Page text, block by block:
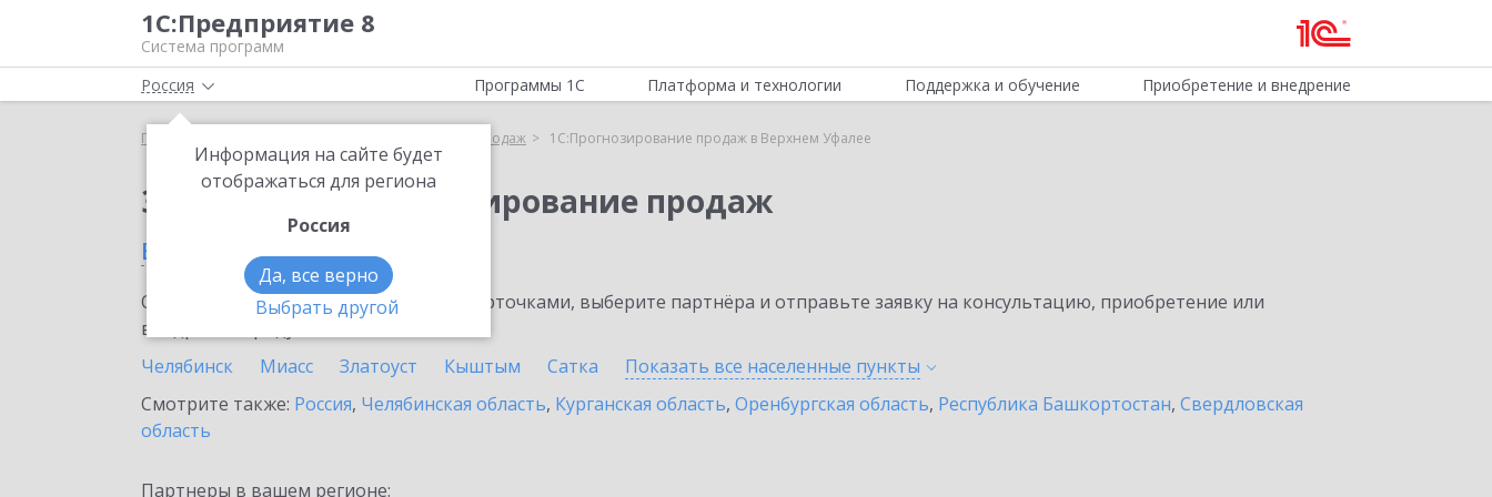
1С:Предприятие 8
Система программ
Россия
Информация на сайте будет
отображаться для региона
Россия
Да, все верно
Выбрать другой
Программы 1С Платформа и технологии Поддержка и обучение Приобретение и внедрение
Главная 1С:Прогнозирование продаж 1С:Прогнозирование продаж в Верхнем Уфалее
Заказать 1С:Прогнозирование продаж
в Верхнем Уфалее
Ознакомьтесь с информационными карточками, выберите партнёра и отправьте заявку на консультацию, приобретение или
внедрение продукта.
Челябинск
Миасс Златоуст Кыштым Сатка Показать все населенные пункты
Смотрите также: Россия, Челябинская область, Курганская область, Оренбургская область, Республика Башкортостан, Свердловская
область
Партнеры в вашем регионе: